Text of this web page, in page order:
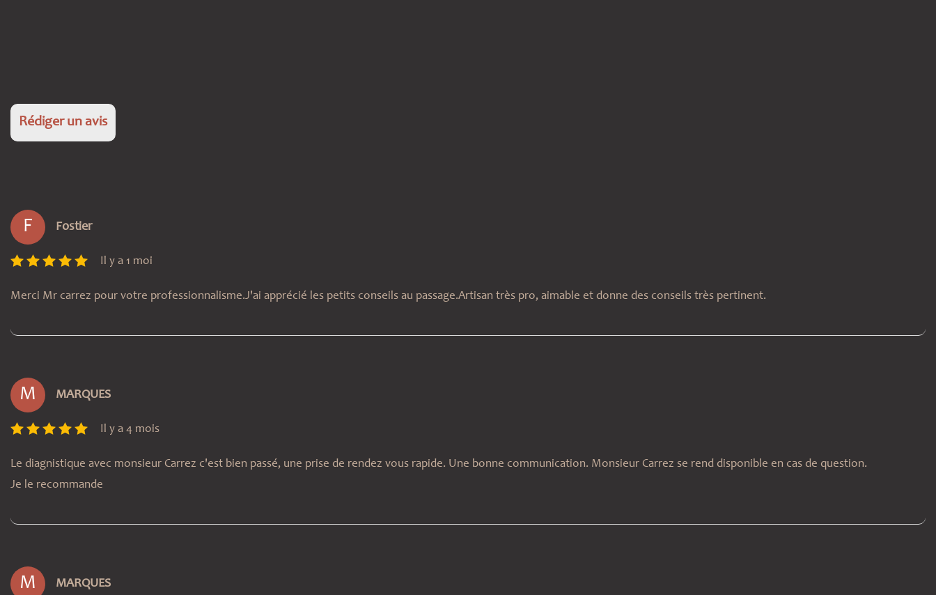
Rédiger un avis
F Fostier
Il y a 1 moi
Merci Mr carrez pour votre professionnalisme.J'ai apprécié les petits conseils au passage.Artisan très pro, aimable et donne des conseils très pertinent.
M MARQUES
Il y a 4 mois
Le diagnistique avec monsieur Carrez c'est bien passé, une prise de rendez vous rapide. Une bonne communication. Monsieur Carrez se rend disponible en cas de question.
Je le recommande
M MARQUES